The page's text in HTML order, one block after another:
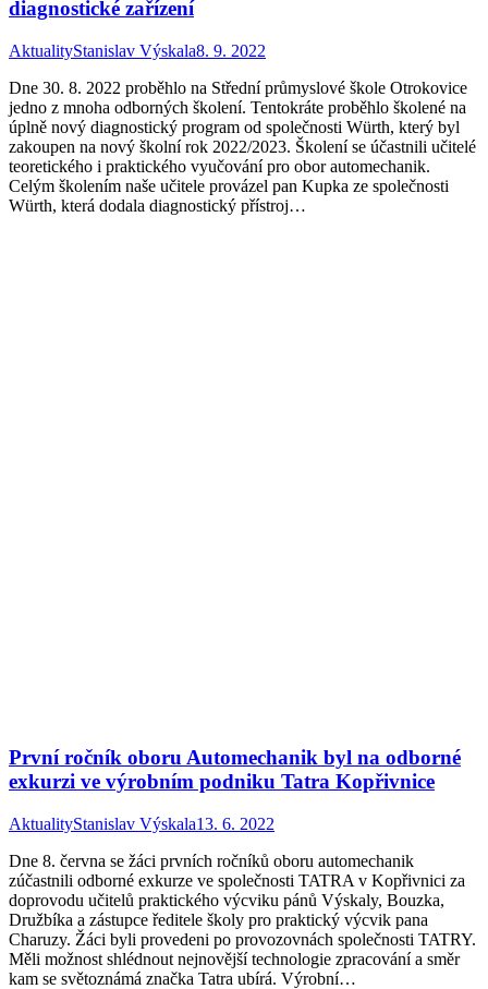
diagnostické zařízení
AktualityStanislav Výskala8. 9. 2022
Dne 30. 8. 2022 proběhlo na Střední průmyslové škole Otrokovice
jedno z mnoha odborných školení. Tentokráte proběhlo školené na
úplně nový diagnostický program od společnosti Würth, který byl
zakoupen na nový školní rok 2022/2023. Školení se účastnili učitelé
teoretického i praktického vyučování pro obor automechanik.
Celým školením naše učitele provázel pan Kupka ze společnosti
Würth, která dodala diagnostický přístroj…
První ročník oboru Automechanik byl na odborné
exkurzi ve výrobním podniku Tatra Kopřivnice
AktualityStanislav Výskala13. 6. 2022
Dne 8. června se žáci prvních ročníků oboru automechanik
zúčastnili odborné exkurze ve společnosti TATRA v Kopřivnici za
doprovodu učitelů praktického výcviku pánů Výskaly, Bouzka,
Družbíka a zástupce ředitele školy pro praktický výcvik pana
Charuzy. Žáci byli provedeni po provozovnách společnosti TATRY.
Měli možnost shlédnout nejnovější technologie zpracování a směr
kam se světoznámá značka Tatra ubírá. Výrobní…